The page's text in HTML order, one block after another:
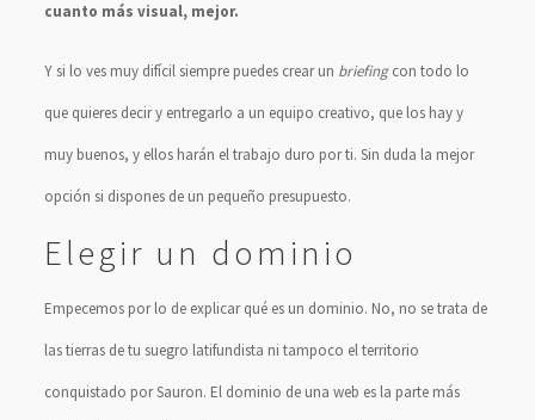
cuanto más visual, mejor.
Y si lo ves muy difícil siempre puedes crear un briefingcon todo lo
que quieres decir y entregarlo a un equipo creativo, que los hay y
muy buenos, y ellos harán el trabajo duro por ti. Sin duda la mejor
opción si dispones de un pequeño presupuesto.
Elegir un dominio
Empecemos por lo de explicar qué es un dominio. No, no se trata de
las tierras de tu suegro latifundista ni tampoco el territorio
conquistado por Sauron. El dominio de una web es la parte más